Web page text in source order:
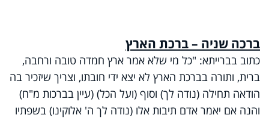
ברכה שניה – ברכת הארץ
כתוב בברייתא: "כל מי שלא אמר ארץ חמדה טובה ורחבה,
ברית, ותורה בברכת הארץ לא יצא ידי חובתו, וצריך שיזכיר בה
הודאה תחילה (נודה לך) וסוף (ועל הכל) (עיין בברכות מ"ח)
והנה אם יאמר אדם תיבות אלו (נודה לך ה' אלוקינו) בשפתיו